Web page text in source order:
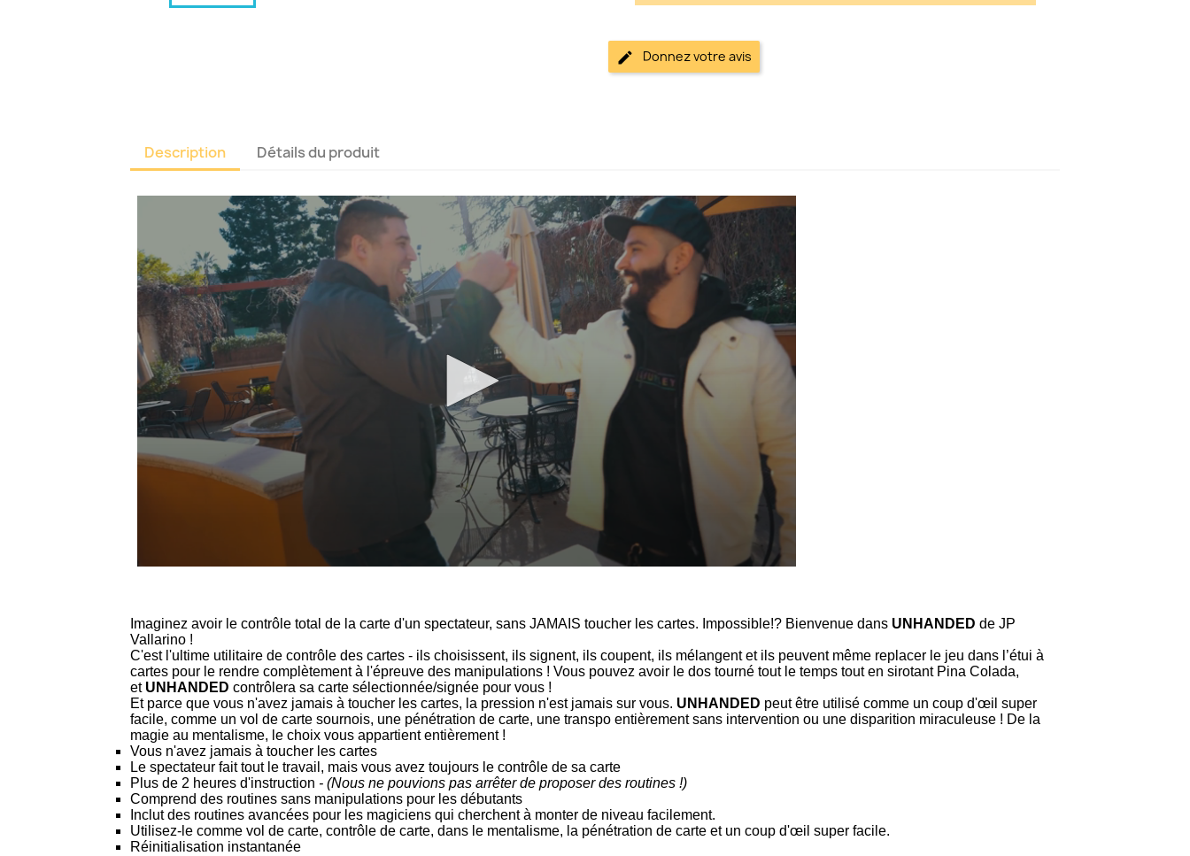
Donnez votre avis
Description Détails du produit
Imaginez avoir le contrôle total de la carte d'un spectateur, sans JAMAIS toucher les cartes. Impossible!? Bienvenue dans UNHANDED de JP
Vallarino !
C'est l'ultime utilitaire de contrôle des cartes - ils choisissent, ils signent, ils coupent, ils mélangent et ils peuvent même replacer le jeu dans l’étui à
cartes pour le rendre complètement à l'épreuve des manipulations ! Vous pouvez avoir le dos tourné tout le temps tout en sirotant Pina Colada,
et UNHANDED contrôlera sa carte sélectionnée/signée pour vous !
Et parce que vous n'avez jamais à toucher les cartes, la pression n'est jamais sur vous. UNHANDED peut être utilisé comme un coup d'œil super
facile, comme un vol de carte sournois, une pénétration de carte, une transpo entièrement sans intervention ou une disparition miraculeuse ! De la
magie au mentalisme, le choix vous appartient entièrement !
Vous n'avez jamais à toucher les cartes
Le spectateur fait tout le travail, mais vous avez toujours le contrôle de sa carte
Plus de 2 heures d'instruction - (Nous ne pouvions pas arrêter de proposer des routines !)
Comprend des routines sans manipulations pour les débutants
Inclut des routines avancées pour les magiciens qui cherchent à monter de niveau facilement.
Utilisez-le comme vol de carte, contrôle de carte, dans le mentalisme, la pénétration de carte et un coup d'œil super facile.
Réinitialisation instantanée